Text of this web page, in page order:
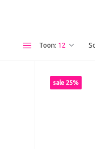
Toon:
sale 25%